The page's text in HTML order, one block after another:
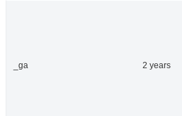
_ga 2 years